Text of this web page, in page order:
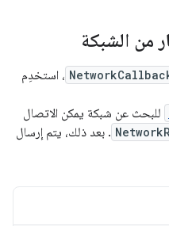
من الشبكة
، استخدِم
للبحث عن شبكة يمكن الاتصال
. بعد ذلك، يتم إرسال